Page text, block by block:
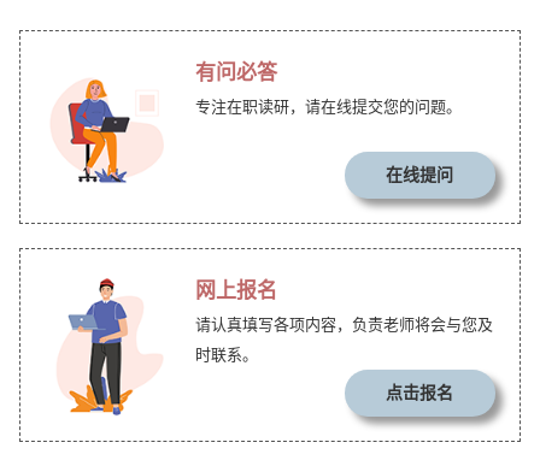
有问必答
专注在职读研，请在线提交您的问题。
在线提问
网上报名
请认真填写各项内容，负责老师将会与您及
时联系。
点击报名